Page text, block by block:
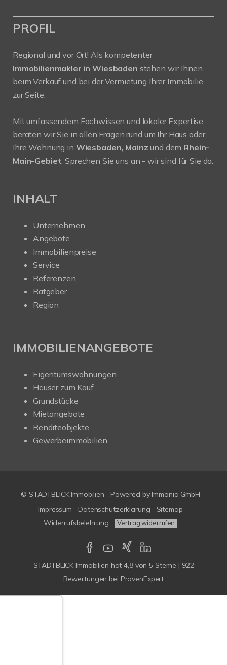
PROFIL
Regional und vor Ort! Als kompetenter
Immobilienmakler in Wiesbaden stehen wir Ihnen
beim Verkauf und bei der Vermietung Ihrer Immobilie
zur Seite.
Mit umfassendem Fachwissen und lokaler Expertise
beraten wir Sie in allen Fragen rund um Ihr Haus oder
Ihre Wohnung in Wiesbaden, Mainzund dem Rhein-
Main-Gebiet. Sprechen Sie uns an - wir sind für Sie da.
INHALT
Unternehmen
Angebote
Immobilienpreise
Service
Referenzen
Ratgeber
Region
IMMOBILIENANGEBOTE
Eigentumswohnungen
Häuser zum Kauf
Grundstücke
Mietangebote
Renditeobjekte
Gewerbeimmobilien
© STADTBLICK Immobilien Powered by Immonia GmbH
Impressum
Datenschutzerklärung
Sitemap
Widerrufsbelehrung
Vertrag widerrufen
STADTBLICK Immobilien hat4,8von5 Sterne | 922
Bewertungen bei ProvenExpert